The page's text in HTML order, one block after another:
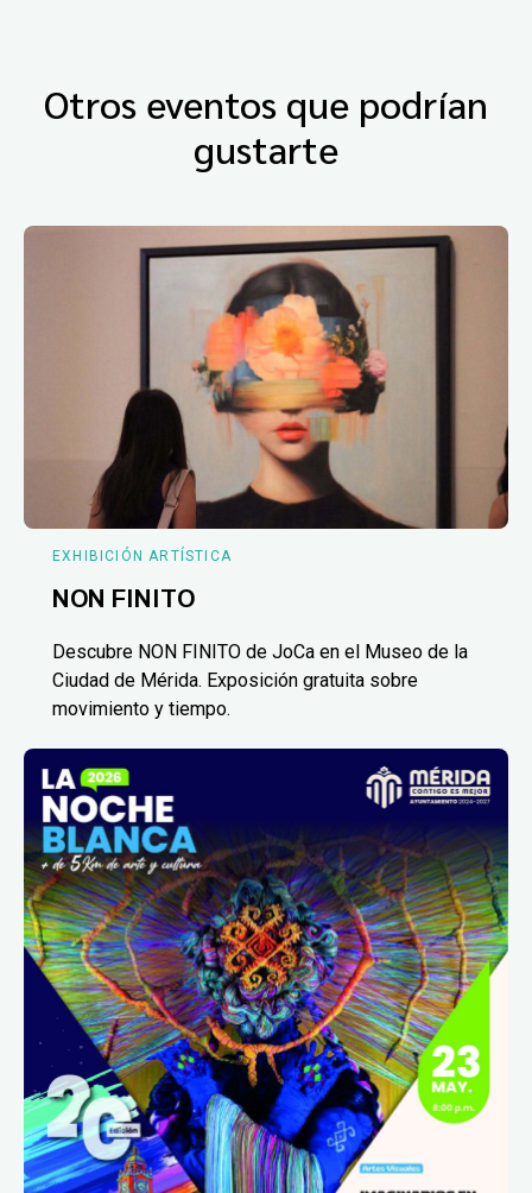
Otros eventos que podrían
gustarte
EXHIBICIÓN ARTÍSTICA
NON FINITO
Descubre NON FINITO de JoCa en el Museo de la
Ciudad de Mérida. Exposición gratuita sobre
movimiento y tiempo.